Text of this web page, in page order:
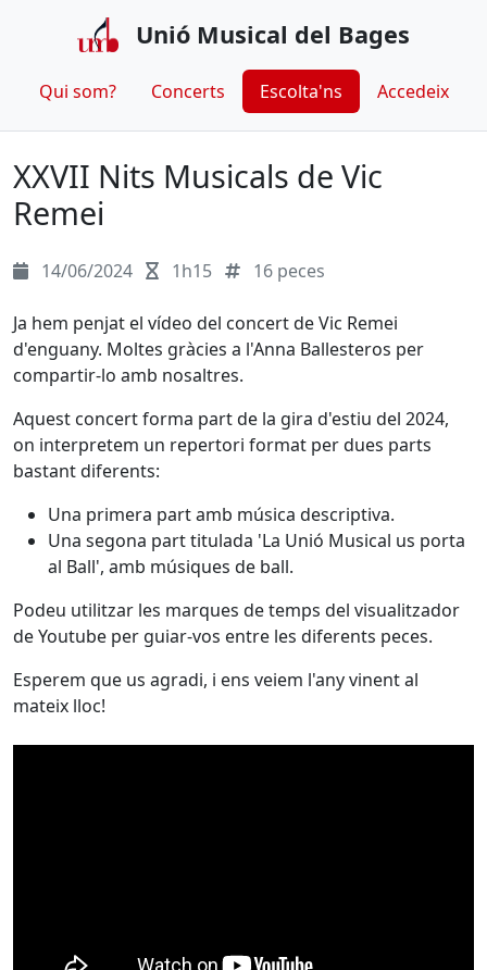
Unió Musical del Bages
Qui som? Concerts Escolta'ns Accedeix
XXVII Nits Musicals de Vic
Remei
14/06/2024 1h15 16 peces
Ja hem penjat el vídeo del concert de Vic Remei
d'enguany. Moltes gràcies a l'Anna Ballesteros per
compartir-lo amb nosaltres.
Aquest concert forma part de la gira d'estiu del 2024,
on interpretem un repertori format per dues parts
bastant diferents:
Una primera part amb música descriptiva.
Una segona part titulada 'La Unió Musical us porta
al Ball', amb músiques de ball.
Podeu utilitzar les marques de temps del visualitzador
de Youtube per guiar-vos entre les diferents peces.
Esperem que us agradi, i ens veiem l'any vinent al
mateix lloc!